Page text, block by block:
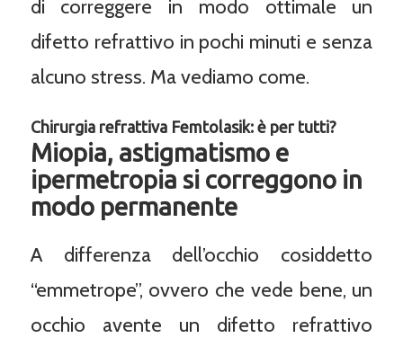
di correggere in modo ottimale un
difetto refrattivo in pochi minuti e senza
alcuno stress. Ma vediamo come.
Chirurgia refrattiva Femtolasik: è per tutti?
Miopia, astigmatismo e
ipermetropia si correggono in
modo permanente
A differenza dell’occhio cosiddetto
“emmetrope”, ovvero che vede bene, un
occhio avente un difetto refrattivo